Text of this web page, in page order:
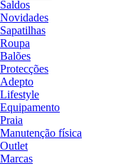
Saldos
Novidades
Sapatilhas
Roupa
Balões
Protecções
Adepto
Lifestyle
Equipamento
Praia
Manutenção física
Outlet
Marcas